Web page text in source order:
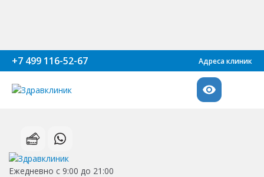
+7 499 116-52-67 Адреса клиник
Ежедневно с 9:00 до 21:00